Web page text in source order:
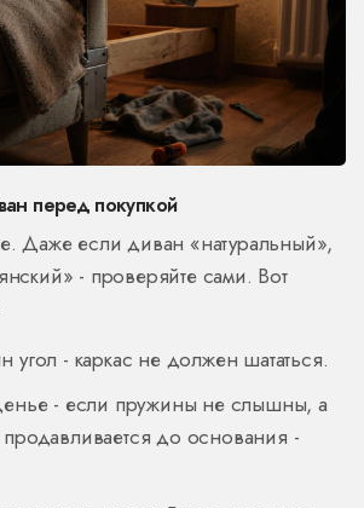
перед покупкой
Даже если диван «натуральный»,
- проверяйте сами. Вот
угол - каркас не должен шататься.
- если пружины не слышны, а
до основания -